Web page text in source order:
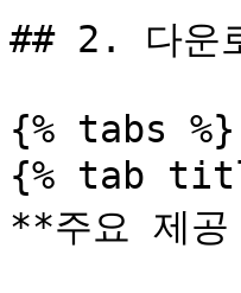
## 2. 다운
{% tabs %}
{% tab
**주요 제